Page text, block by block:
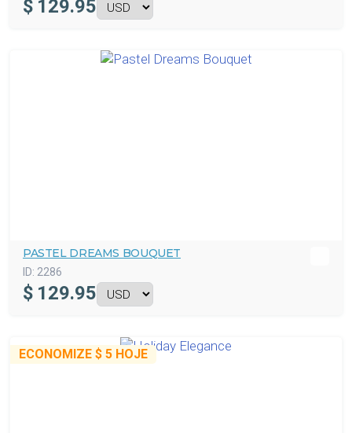
$ 129.95
PASTEL DREAMS BOUQUET
ID: 2286
$ 129.95
ECONOMIZE $ 5 HOJE